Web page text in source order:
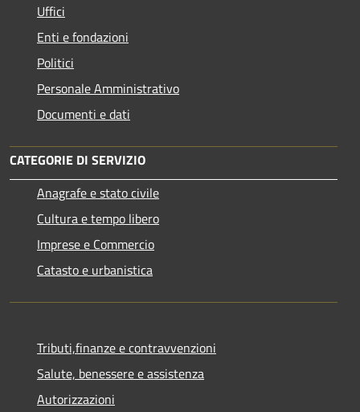
Uffici
Enti e fondazioni
Politici
Personale Amministrativo
Documenti e dati
CATEGORIE DI SERVIZIO
Anagrafe e stato civile
Cultura e tempo libero
Imprese e Commercio
Catasto e urbanistica
Tributi,finanze e contravvenzioni
Salute, benessere e assistenza
Autorizzazioni